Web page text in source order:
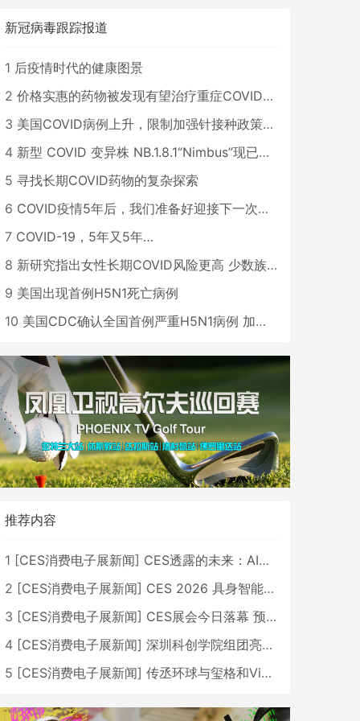
新冠病毒跟踪报道
1 后疫情时代的健康图景
2 价格实惠的药物被发现有望治疗重症COVID患者
3 美国COVID病例上升，限制加强针接种政策即将出台
4 新型 COVID 变异株 NB.1.8.1“Nimbus”现已在美国占据主导地位
5 寻找长期COVID药物的复杂探索
6 COVID疫情5年后，我们准备好迎接下一次大流行了吗？
7 COVID-19，5年又5年…
8 新研究指出女性长期COVID风险更高 少数族裔儿童存在差异
9 美国出现首例H5N1死亡病例
10 美国CDC确认全国首例严重H5N1病例 加州进入紧急状态
推荐内容
1 [CES消费电子展新闻] CES透露的未来：AI、机器人与智能生活大爆发
2 [CES消费电子展新闻] CES 2026 具身智能与创新领域 中国公司大放异彩
3 [CES消费电子展新闻] CES展会今日落幕 预计2026行业收入将超五千亿美元
4 [CES消费电子展新闻] 深圳科创学院组团亮相CES 广受好评
5 [CES消费电子展新闻] 传丞环球与玺格和VibeLens共同推出全新耳机